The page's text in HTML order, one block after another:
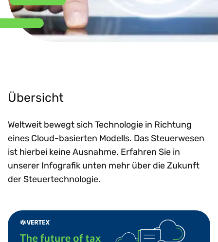
Übersicht
Weltweit bewegt sich Technologie in Richtung
eines Cloud-basierten Modells. Das Steuerwesen
ist hierbei keine Ausnahme. Erfahren Sie in
unserer Infografik unten mehr über die Zukunft
der Steuertechnologie.